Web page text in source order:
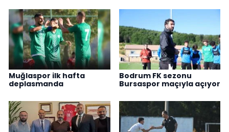
Muğlaspor ilk hafta
deplasmanda
Bodrum FK sezonu
Bursaspor maçıyla açıyor